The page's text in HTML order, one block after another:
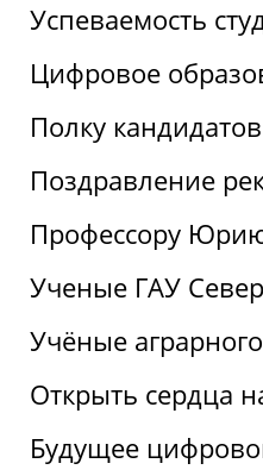
Успеваемость
Цифровое
Полку
Поздравление
Профессору
Ученые ГАУ
Учёные
Открыть сердца
Будущее